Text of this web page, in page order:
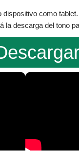
como
la descarga del tono